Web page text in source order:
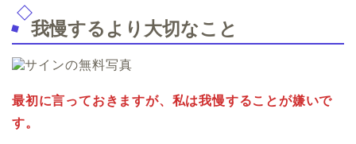
我慢するより大切なこと
最初に言っておきますが、私は我慢することが嫌いで
す。